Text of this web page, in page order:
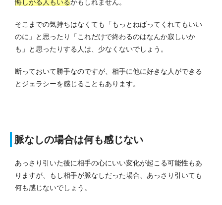
悔しがる人もいるかもしれません。
そこまでの気持ちはなくても「もっとねばってくれてもいい
のに」と思ったり「これだけで終わるのはなんか寂しいか
も」と思ったりする人は、少なくないでしょう。
断っておいて勝手なのですが、相手に他に好きな人ができる
とジェラシーを感じることもあります。
脈なしの場合は何も感じない
あっさり引いた後に相手の心にいい変化が起こる可能性もあ
りますが、もし相手が脈なしだった場合、あっさり引いても
何も感じないでしょう。